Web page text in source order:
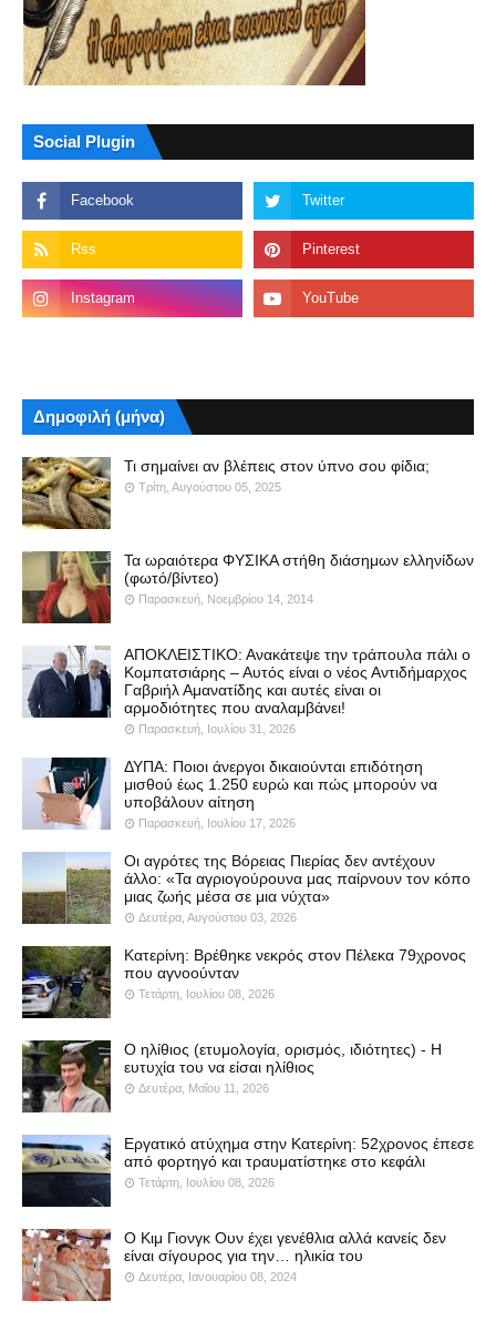
Social Plugin
Δημοφιλή (μήνα)
Τι σημαίνει αν βλέπεις στον ύπνο σου φίδια;
Τρίτη, Αυγούστου 05, 2025
Τα ωραιότερα ΦΥΣΙΚΑ στήθη διάσημων ελληνίδων
(φωτό/βίντεο)
Παρασκευή, Νοεμβρίου 14, 2014
ΑΠΟΚΛΕΙΣΤΙΚΟ: Ανακάτεψε την τράπουλα πάλι ο
Κομπατσιάρης – Αυτός είναι ο νέος Αντιδήμαρχος
Γαβριήλ Αμανατίδης και αυτές είναι οι
αρμοδιότητες που αναλαμβάνει!
Παρασκευή, Ιουλίου 31, 2026
ΔΥΠΑ: Ποιοι άνεργοι δικαιούνται επιδότηση
μισθού έως 1.250 ευρώ και πώς μπορούν να
υποβάλουν αίτηση
Παρασκευή, Ιουλίου 17, 2026
Οι αγρότες της Βόρειας Πιερίας δεν αντέχουν
άλλο: «Τα αγριογούρουνα μας παίρνουν τον κόπο
μιας ζωής μέσα σε μια νύχτα»
Δευτέρα, Αυγούστου 03, 2026
Κατερίνη: Βρέθηκε νεκρός στον Πέλεκα 79χρονος
που αγνοούνταν
Τετάρτη, Ιουλίου 08, 2026
Ο ηλίθιος (ετυμολογία, ορισμός, ιδιότητες) - Η
ευτυχία του να είσαι ηλίθιος
Δευτέρα, Μαΐου 11, 2026
Εργατικό ατύχημα στην Κατερίνη: 52χρονος έπεσε
από φορτηγό και τραυματίστηκε στο κεφάλι
Τετάρτη, Ιουλίου 08, 2026
Ο Κιμ Γιονγκ Ουν έχει γενέθλια αλλά κανείς δεν
είναι σίγουρος για την… ηλικία του
Δευτέρα, Ιανουαρίου 08, 2024